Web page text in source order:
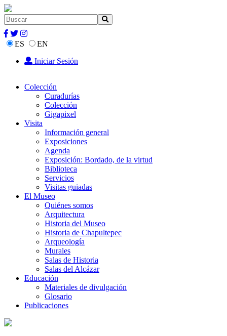
ES
EN
Iniciar Sesión
Colección
Curadurías
Colección
Gigapixel
Visita
Información general
Exposiciones
Agenda
Exposición: Bordado, de la virtud
Biblioteca
Servicios
Visitas guiadas
El Museo
Quiénes somos
Arquitectura
Historia del Museo
Historia de Chapultepec
Arqueología
Murales
Salas de Historia
Salas del Alcázar
Educación
Materiales de divulgación
Glosario
Publicaciones